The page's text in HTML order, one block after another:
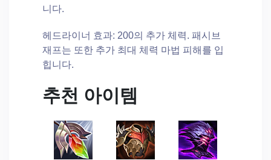
니다.
헤드라이너 효과: 200의 추가 체력. 패시브
재프는 또한 추가 최대 체력 마법 피해를 입
힙니다.
추천 아이템